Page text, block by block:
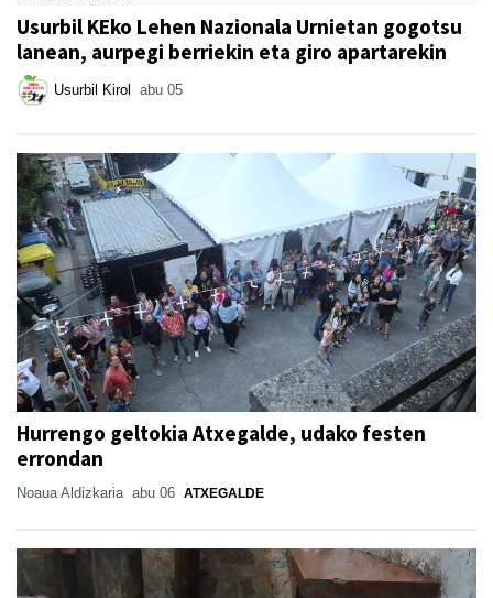
Usurbil KEko Lehen Nazionala Urnietan gogotsu
lanean, aurpegi berriekin eta giro apartarekin
Usurbil Kirol abu 05
Hurrengo geltokia Atxegalde, udako festen
errondan
Noaua Aldizkaria abu 06 ATXEGALDE